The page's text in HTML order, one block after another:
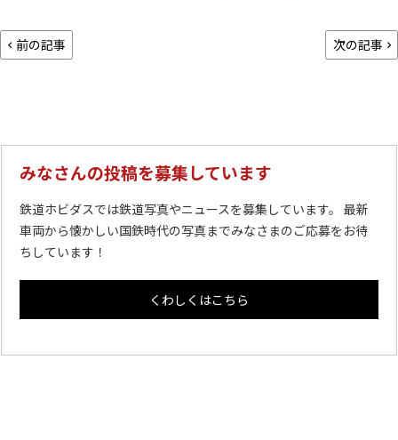
前の記事 次の記事
みなさんの投稿を募集しています
鉄道ホビダスでは鉄道写真やニュースを募集しています。 最新
車両から懐かしい国鉄時代の写真までみなさまのご応募をお待
ちしています！
くわしくはこちら